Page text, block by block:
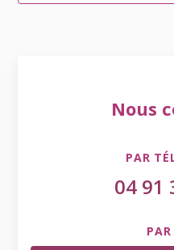
Nous
PAR
04 91